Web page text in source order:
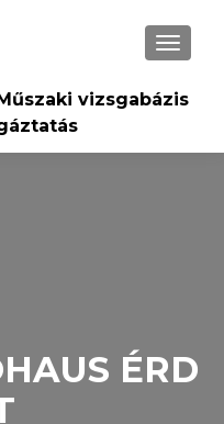
vizsgabázis
ÉRD